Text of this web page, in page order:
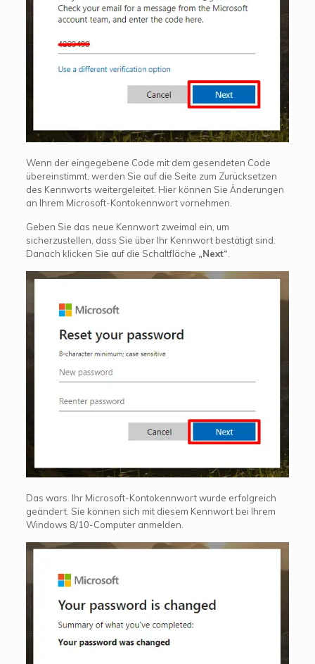
Wenn der eingegebene Code mit dem gesendeten Code
übereinstimmt, werden Sie auf die Seite zum Zurücksetzen
des Kennworts weitergeleitet. Hier können Sie Änderungen
an Ihrem Microsoft-Kontokennwort vornehmen.
Geben Sie das neue Kennwort zweimal ein, um
sicherzustellen, dass Sie über Ihr Kennwort bestätigt sind.
Danach klicken Sie auf die Schaltfläche „Next“
Das wars. Ihr Microsoft-Kontokennwort wurde erfolgreich
geändert. Sie können sich mit diesem Kennwort bei Ihrem
Windows 8/10-Computer anmelden.